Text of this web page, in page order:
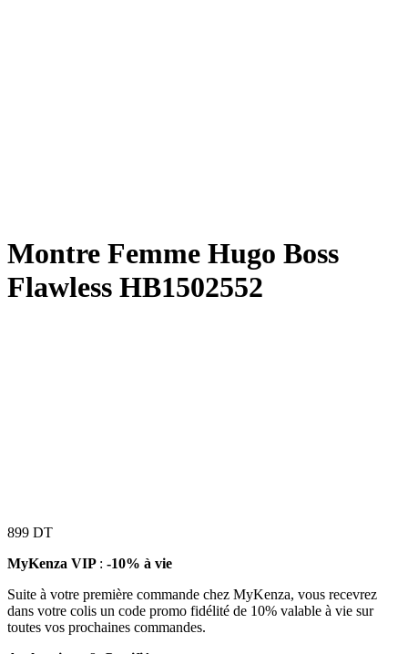
Montre Femme Hugo Boss
Flawless HB1502552
899 DT
MyKenza VIP : -10% à vie
Suite à votre première commande chez MyKenza, vous recevrez
dans votre colis un code promo fidélité de 10% valable à vie sur
toutes vos prochaines commandes.